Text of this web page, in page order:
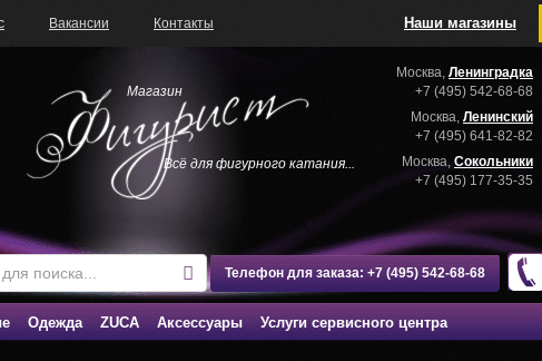
Вакансии Контакты Наши магазины
Магазин
Всё для фигурного катания...
Телефон для заказа: +7 (495) 542-68-68
Москва, Ленинградка
+7 (495) 542-68-68
Москва, Ленинский
+7 (495) 641-82-82
Москва, Сокольники
+7 (495) 177-35-35
Одежда ZUCA Аксессуары Услуги сервисного центра